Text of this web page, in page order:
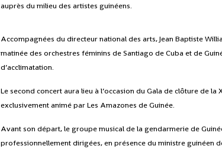
auprès du milieu des artistes guinéens.
Accompagnées du directeur national des arts, Jean Baptiste
matinée des orchestres féminins de Santiago de Cuba et de
d’acclimatation.
Le second concert aura lieu à l’occasion du Gala de clôture de
exclusivement animé par Les Amazones de Guinée.
Avant son départ, le groupe musical de la gendarmerie de
professionnellement dirigées, en présence du ministre guinéen